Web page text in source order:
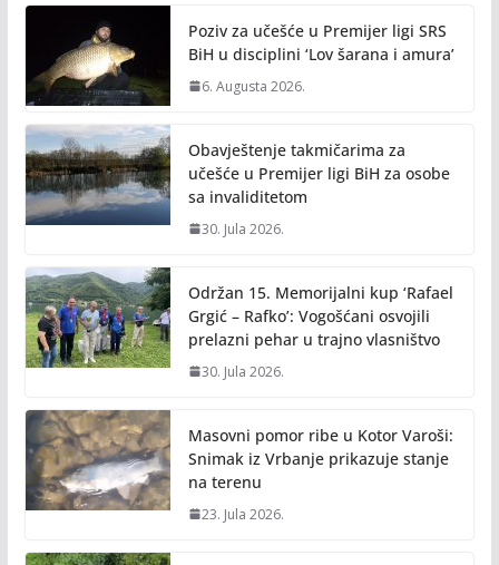
o
k
n
k
Poziv za učešće u Premijer ligi SRS
BiH u disciplini ‘Lov šarana i amura’
6. Augusta 2026.
Obavještenje takmičarima za
učešće u Premijer ligi BiH za osobe
sa invaliditetom
30. Jula 2026.
Održan 15. Memorijalni kup ‘Rafael
Grgić – Rafko’: Vogošćani osvojili
prelazni pehar u trajno vlasništvo
30. Jula 2026.
Masovni pomor ribe u Kotor Varoši:
Snimak iz Vrbanje prikazuje stanje
na terenu
23. Jula 2026.